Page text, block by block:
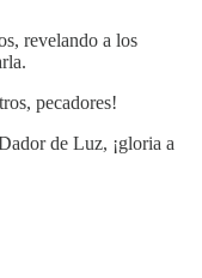
revelando a los
pecadores!
de Luz, ¡gloria a